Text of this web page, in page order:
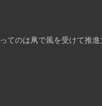
てのは凧で風を受けて推